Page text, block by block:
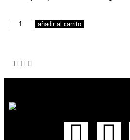
añadir al carrito